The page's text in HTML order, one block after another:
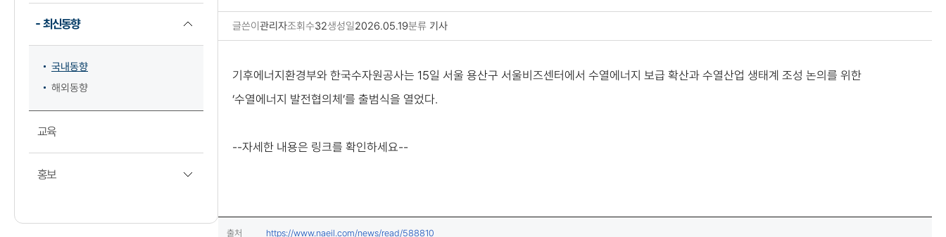
최신동향
국내동향
해외동향
교육
홍보
글쓴이관리자조회수32생성일2026.05.19분류 기사
기후에너지환경부와 한국수자원공사는 15일 서울 용산구 서울비즈센터에서 수열에너지 보급 확산과 수열산업 생태계 조성 논의를 위한
‘수열에너지 발전협의체’를 출범식을 열었다.
--자세한 내용은 링크를 확인하세요--
출처 https://www.naeil.com/news/read/588810